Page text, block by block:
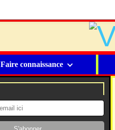
Faire connaissance